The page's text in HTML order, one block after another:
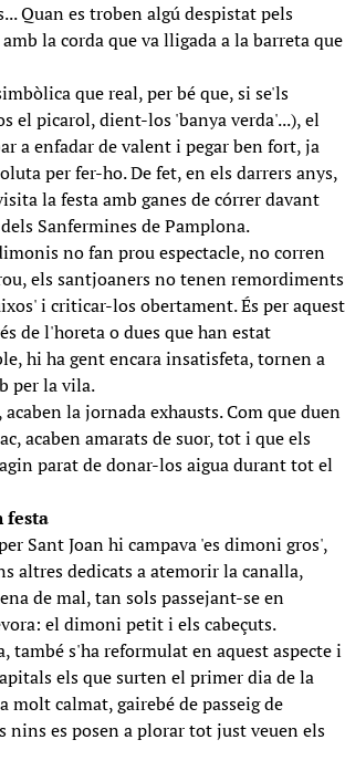
Quan es troben algú despistat pels
la corda que va lligada a la barreta que
que real, per bé que, si se'ls
el picarol, dient-los 'banya verda'...), el
a enfadar de valent i pegar ben fort, ja
per fer-ho. De fet, en els darrers anys,
la festa amb ganes de córrer davant
Sanfermines de Pamplona.
no fan prou espectacle, no corren
els santjoaners no tenen remordiments
i criticar-los obertament. És per aquest
de l'horeta o dues que han estat
hi ha gent encara insatisfeta, tornen a
per la vila.
la jornada exhausts. Com que duen
acaben amarats de suor, tot i que els
parat de donar-los aigua durant tot el
festa
Sant Joan hi campava 'es dimoni gros',
altres dedicats a atemorir la canalla,
de mal, tan sols passejant-se en
el dimoni petit i els cabeçuts.
també s'ha reformulat en aquest aspecte i
els que surten el primer dia de la
molt calmat, gairebé de passeig de
nins es posen a plorar tot just veuen els